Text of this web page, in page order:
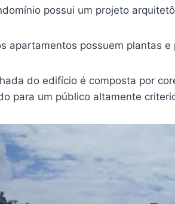
possui um projeto
apartamentos possuem plantas
do edifício é composta por
para um público altamente